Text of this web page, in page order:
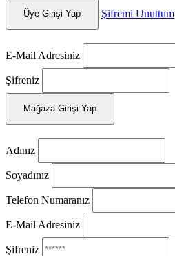
Üye Girişi Yap Şifremi Unuttum
E-Mail Adresiniz
Şifreniz
Mağaza Girişi Yap
Adınız
Soyadınız
Telefon Numaranız
E-Mail Adresiniz
Şifreniz